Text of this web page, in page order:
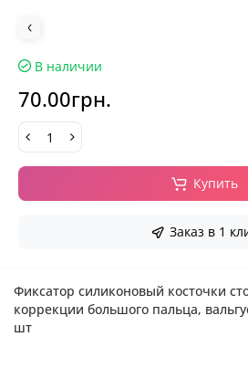
В наличии
70.00грн.
Купить
Заказ в 1
Фиксатор силиконовый косточки
коррекции большого пальца,
шт